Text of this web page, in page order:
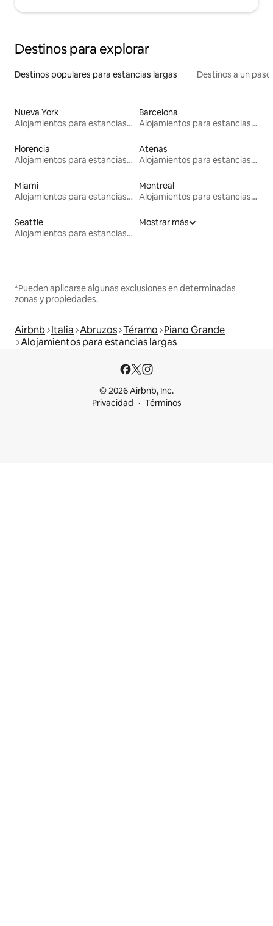
Destinos para explorar
Destinos populares para estancias largas Destinos a un
Nueva York
Alojamientos para estancias largas
Barcelona
Alojamientos para estancias largas
Florencia
Alojamientos para estancias largas
Atenas
Alojamientos para estancias largas
Miami
Alojamientos para estancias largas
Montreal
Alojamientos para estancias largas
Seattle
Alojamientos para estancias largas
Mostrar más
*Pueden aplicarse algunas exclusiones en determinadas
zonas y propiedades.
Airbnb Italia Abruzos Téramo Piano Grande
Alojamientos para estancias largas
© 2026 Airbnb, Inc.
Privacidad
Términos